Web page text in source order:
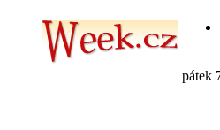
pátek